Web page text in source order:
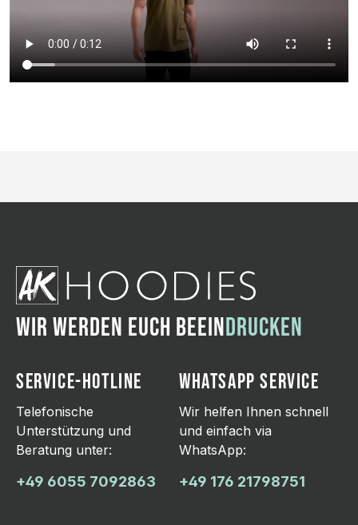
WIR WERDEN EUCH BEEINDRUCKEN
SERVICE-HOTLINE
Telefonische
Unterstützung und
Beratung unter:
+49 6055 7092863
WHATSAPP SERVICE
Wir helfen Ihnen schnell
und einfach via
WhatsApp:
+49 176 21798751